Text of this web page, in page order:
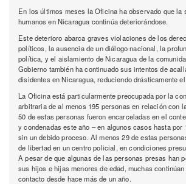
En los últimos meses la Oficina ha observado que la
humanos en Nicaragua continúa deteriorándose.
Este deterioro abarca graves violaciones de los
políticos, la ausencia de un diálogo nacional, la
política, y el aislamiento de Nicaragua de la
Gobierno también ha continuado sus intentos de
disidentes en Nicaragua, reduciendo drásticamente
La Oficina está particularmente preocupada por la
arbitraria de al menos 195 personas en relación con
50 de estas personas fueron encarceladas en el
y condenadas este año – en algunos casos hasta
sin un debido proceso. Al menos 29 de estas
de libertad en un centro policial, en condiciones
A pesar de que algunas de las personas presas han
sus hijos e hijas menores de edad, muchas
contacto desde hace más de un año.